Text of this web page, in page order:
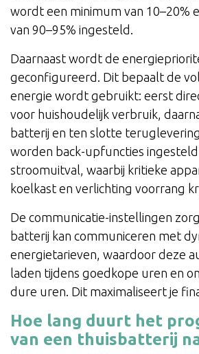
wordt een minimum van 10–20%
van 90–95% ingesteld.
Daarnaast wordt de
geconfigureerd. Dit bepaalt de
energie wordt gebruikt: eerst
voor huishoudelijk verbruik,
batterij en ten slotte
worden back-upfuncties
stroomuitval, waarbij kritieke
koelkast en verlichting voorrang
De communicatie-instellingen
batterij kan communiceren met
energietarieven, waardoor deze
laden tijdens goedkope uren en
dure uren. Dit maximaliseert je
Hoe lang duurt het
van een thuisbatterij